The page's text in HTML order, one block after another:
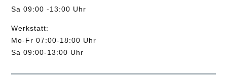
Sa 09:00 -13:00 Uhr
Werkstatt:
Mo-Fr 07:00-18:00 Uhr
Sa 09:00-13:00 Uhr